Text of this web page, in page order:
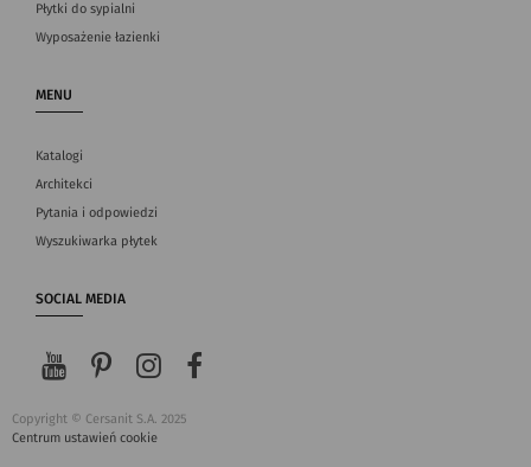
Płytki do sypialni
Wyposażenie łazienki
MENU
Katalogi
Architekci
Pytania i odpowiedzi
Wyszukiwarka płytek
SOCIAL MEDIA
Copyright © Cersanit S.A. 2025
Centrum ustawień cookie